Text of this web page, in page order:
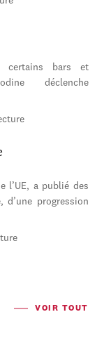
certains bars et
déclenche
l’UE, a publié des
progression
VOIR TOUT